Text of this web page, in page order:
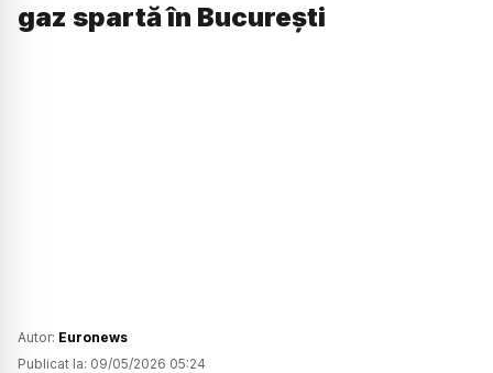
gaz spartă în București
Autor: Euronews
Publicat la: 09/05/2026 05:24